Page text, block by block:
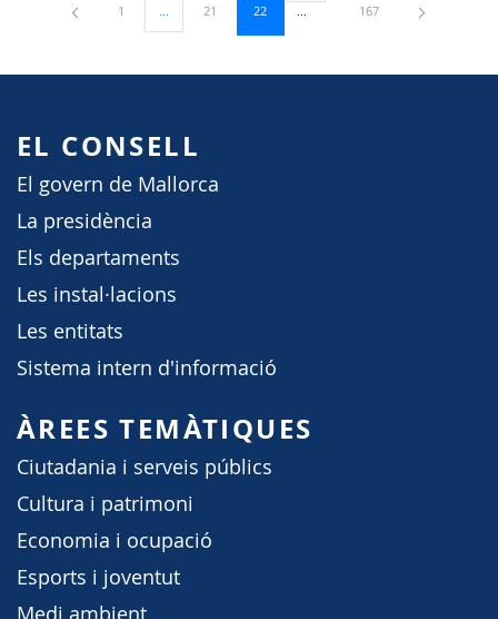
Pàgina
1 ...Pàgines intermèdies Utilitzeu TAB per navegar.
Pàgina
21 Pàgina
22
Pàgina
167
EL CONSELL
El govern de Mallorca
La presidència
Els departaments
Les instal·lacions
Les entitats
Sistema intern d'informació
ÀREES TEMÀTIQUES
Ciutadania i serveis públics
Cultura i patrimoni
Economia i ocupació
Esports i joventut